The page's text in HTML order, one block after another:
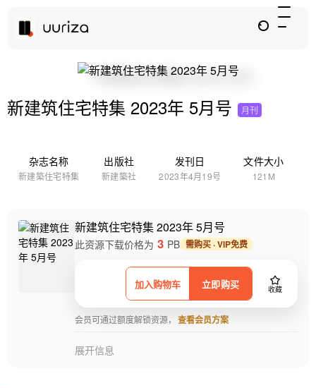
新建筑住宅特集 2023年 5月号 月刊
杂志名称
新建築住宅特集
出版社
新建築社
发刊日
2023年4月19号
文件大小
121M
新建筑住宅特集 2023年 5月号
加入购物车 立即购买 收藏
此资源下载价格为 3 PB 需购买 · VIP免费
会员可通过额度解锁资源， 查看会员方案
展开信息